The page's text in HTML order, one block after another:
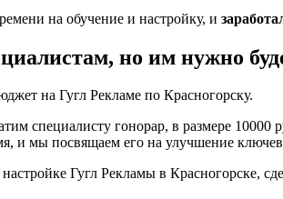
на обучение и настройку, и
но им нужно
на Гугл Рекламе по Красногорску.
специалисту гонорар, в размере 10000
и мы посвящаем его на улучшение
Гугл Рекламы в Красногорске,